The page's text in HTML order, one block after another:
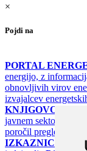
×
Pojdi na
PORTAL
energijo, z
obnovljivih virov
izvajalcev
KNJIGOVODSTVO
javnem sektorju
poročil pregledov
IZKAZNICE